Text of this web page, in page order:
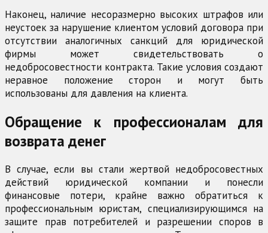
Наконец, наличие несоразмерно высоких штрафов или
неустоек за нарушение клиентом условий договора при
отсутствии аналогичных санкций для юридической
фирмы может свидетельствовать о
недобросовестности контракта. Такие условия создают
неравное положение сторон и могут быть
использованы для давления на клиента.
Обращение к профессионалам для
возврата денег
В случае, если вы стали жертвой недобросовестных
действий юридической компании и понесли
финансовые потери, крайне важно обратиться к
профессиональным юристам, специализирующимся на
защите прав потребителей и разрешении споров в